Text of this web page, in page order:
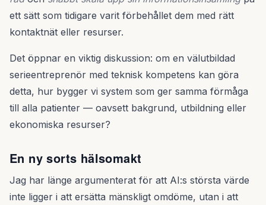
ett sätt som tidigare varit förbehållet dem med rätt
kontaktnät eller resurser.
Det öppnar en viktig diskussion: om en välutbildad
serieentreprenör med teknisk kompetens kan göra
detta, hur bygger vi system som ger samma förmåga
till alla patienter — oavsett bakgrund, utbildning eller
ekonomiska resurser?
En ny sorts hälsomakt
Jag har länge argumenterat för att AI:s största värde
inte ligger i att ersätta mänskligt omdöme, utan i att